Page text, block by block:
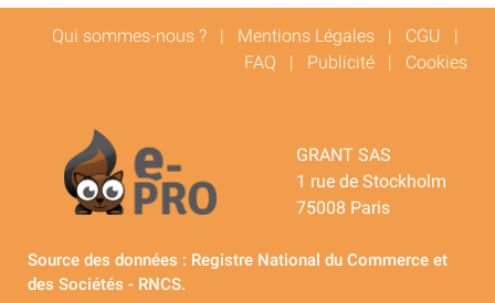
Qui sommes-nous ? | Mentions Légales | CGU |
FAQ | Publicité | Cookies
GRANT SAS
1 rue de Stockholm
75008 Paris
Source des données : Registre National du Commerce et
des Sociétés - RNCS.